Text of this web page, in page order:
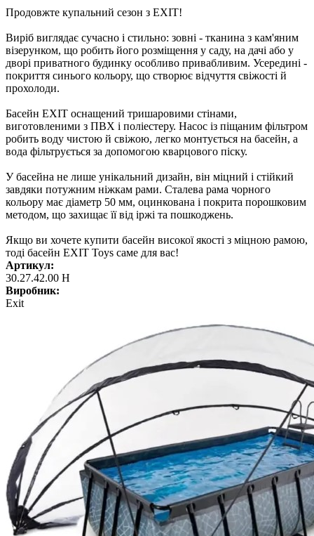
Продовжте купальний сезон з EXIT!
Виріб виглядає сучасно і стильно: зовні - тканина з кам'яним
візерунком, що робить його розміщення у саду, на дачі або у
дворі приватного будинку особливо привабливим. Усередині -
покриття синього кольору, що створює відчуття свіжості й
прохолоди.
Басейн EXIT оснащений тришаровими стінами,
виготовленими з ПВХ і поліестеру. Насос із піщаним фільтром
робить воду чистою й свіжою, легко монтується на басейн, а
вода фільтрується за допомогою кварцового піску.
У басейна не лише унікальний дизайн, він міцний і стійкий
завдяки потужним ніжкам рами. Сталева рама чорного
кольору має діаметр 50 мм, оцинкована і покрита порошковим
методом, що захищає її від іржі та пошкоджень.
Якщо ви хочете купити басейн високої якості з міцною рамою,
тоді басейн EXIT Toys саме для вас!
Артикул:
30.27.42.00 Н
Виробник:
Exit